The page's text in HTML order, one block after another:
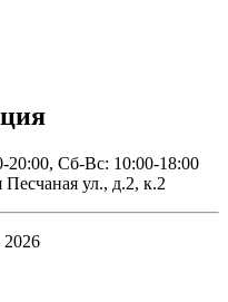
Сб-Вс: 10:00-18:00
ул., д.2, к.2
2026